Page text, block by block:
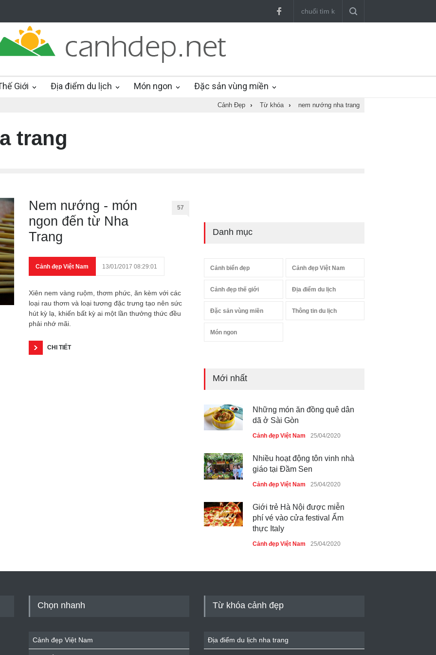
Giới Địa điểm du lịch Món ngon Đặc sản vùng miền
Cảnh Đẹp › Từ khóa › nem nướng nha trang
trang
Nem nướng - món
ngon đến từ Nha
Trang
57
Cảnh đẹp Việt Nam 13/01/2017 08:29:01
Xiên nem vàng ruộm, thơm phức, ăn kèm với các
loại rau thơm và loại tương đặc trưng tạo nên sức
hút kỳ lạ, khiến bất kỳ ai một lần thưởng thức đều
phải nhớ mãi.
CHI TIẾT
Danh mục
Cảnh biển đẹp Cảnh đẹp Việt Nam
Cảnh đẹp thế giới Địa điểm du lịch
Đặc sản vùng miền Thông tin du lịch
Món ngon
Mới nhất
Những món ăn đồng quê dân
dã ở Sài Gòn
Cảnh đẹp Việt Nam 25/04/2020
Nhiều hoạt động tôn vinh nhà
giáo tại Đầm Sen
Cảnh đẹp Việt Nam 25/04/2020
Giới trẻ Hà Nội được miễn
phí vé vào cửa festival Ẩm
thực Italy
Cảnh đẹp Việt Nam 25/04/2020
Cảnh đẹp Việt Nam
Chọn nhanh
Cảnh đẹp Việt Nam
Từ khóa cảnh đẹp
Địa điểm du lịch nha trang